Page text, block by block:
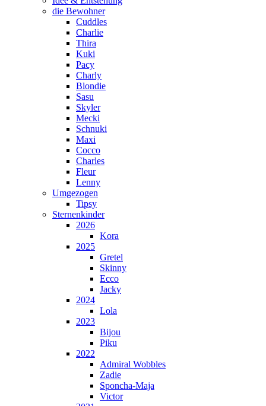
die Bewohner
Cuddles
Charlie
Thira
Kuki
Pacy
Charly
Blondie
Sasu
Skyler
Mecki
Schnuki
Maxi
Cocco
Charles
Fleur
Lenny
Umgezogen
Tipsy
Sternenkinder
2026
Kora
2025
Gretel
Skinny
Ecco
Jacky
2024
Lola
2023
Bijou
Piku
2022
Admiral Wobbles
Zadie
Sponcha-Maja
Victor